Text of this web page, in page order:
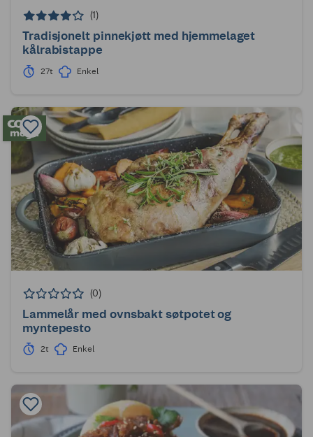
(1)
Tradisjonelt pinnekjøtt med hjemmelaget
kålrabistappe
27t Enkel
(0)
Lammelår med ovnsbakt søtpotet og
myntepesto
2t Enkel